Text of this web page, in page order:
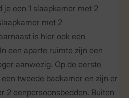
een 1 slaapkamer met 2
met 2
is hier ook een
een aparte ruimte zijn een
aanwezig. Op de eerste
tweede badkamer en zijn er
2 eenpersoonsbedden. Buiten